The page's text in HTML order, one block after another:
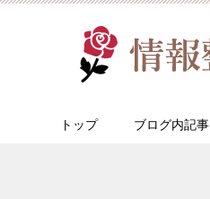
トップ ブログ内記事